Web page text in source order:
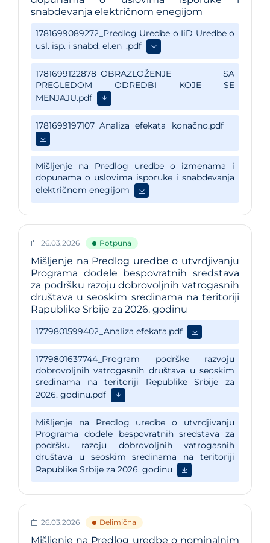
snabdevanja električnom enegijom
26.03.2026 Potpuna
Mišljenje na Predlog uredbe o utvrdjivanju
Programa dodele bespovratnih sredstava
za podršku razoju dobrovoljnih vatrogasnih
društava u seoskim sredinama na teritoriji
Rapublike Srbije za 2026. godinu
26.03.2026 Delimična
Mišljenje na Predlog uredbe o nominalnim